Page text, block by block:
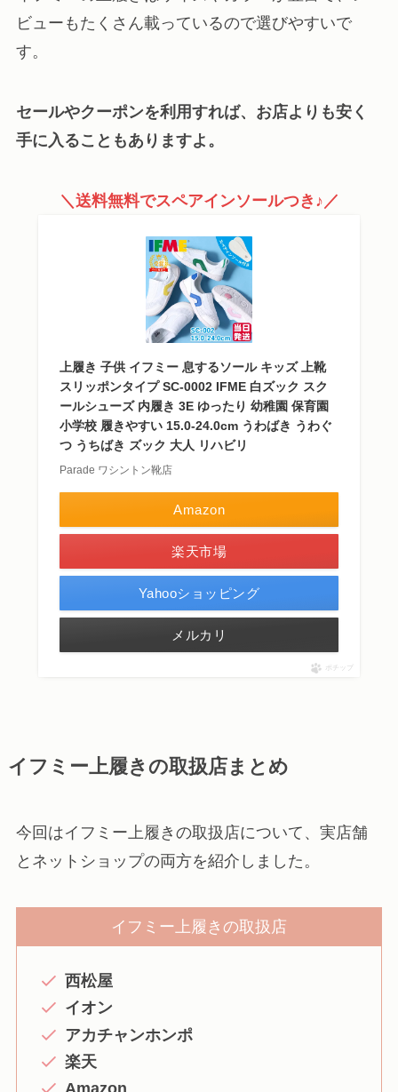
ビューもたくさん載っているので選びやすいで
す。
セールやクーポンを利用すれば、お店よりも安く
手に入ることもありますよ。
＼送料無料でスペアインソールつき♪／
上履き 子供 イフミー 息するソール キッズ 上靴
スリッポンタイプ SC-0002 IFME 白ズック スク
ールシューズ 内履き 3E ゆったり 幼稚園 保育園
小学校 履きやすい 15.0-24.0cm うわばき うわぐ
つ うちばき ズック 大人 リハビリ
Parade ワシントン靴店
Amazon
楽天市場
Yahooショッピング
メルカリ
ポチップ
イフミー上履きの取扱店まとめ
今回はイフミー上履きの取扱店について、実店舗
とネットショップの両方を紹介しました。
イフミー上履きの取扱店
西松屋
イオン
アカチャンホンポ
楽天